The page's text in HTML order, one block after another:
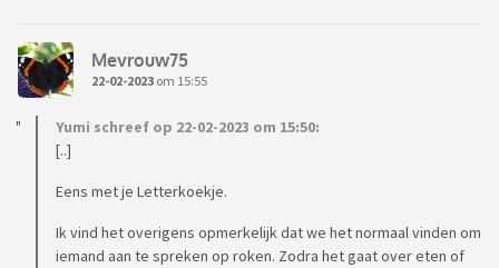
Mevrouw75
22-02-2023 om 15:55
Yumi schreef op 22-02-2023 om 15:50:
[..]
Eens met je Letterkoekje.
Ik vind het overigens opmerkelijk dat we het normaal vinden om
iemand aan te spreken op roken. Zodra het gaat over eten of